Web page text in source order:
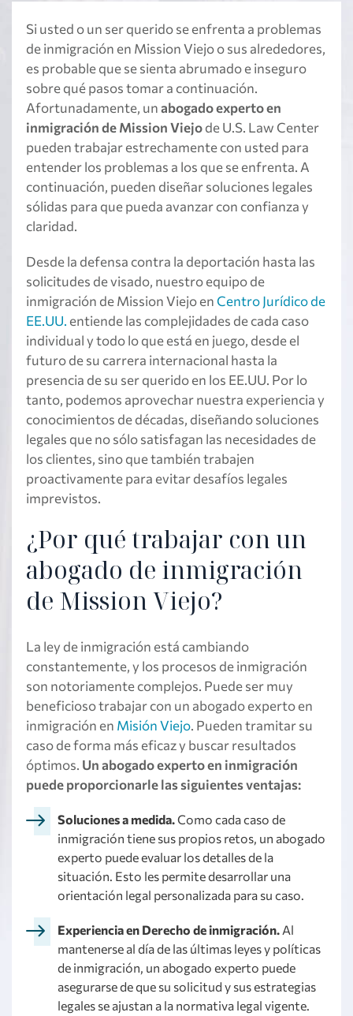
Si usted o un ser querido se enfrenta a problemas
de inmigración en Mission Viejo o sus alrededores,
es probable que se sienta abrumado e inseguro
sobre qué pasos tomar a continuación.
Afortunadamente, unabogado experto en
inmigración de Mission Viejode U.S. Law Center
pueden trabajar estrechamente con usted para
entender los problemas a los que se enfrenta. A
continuación, pueden diseñar soluciones legales
sólidas para que pueda avanzar con confianza y
claridad.
Desde la defensa contra la deportación hasta las
solicitudes de visado, nuestro equipo de
inmigración de Mission Viejo enCentro Jurídico de
EE.UU. entiende las complejidades de cada caso
individual y todo lo que está en juego, desde el
futuro de su carrera internacional hasta la
presencia de su ser querido en los EE.UU. Por lo
tanto, podemos aprovechar nuestra experiencia y
conocimientos de décadas, diseñando soluciones
legales que no sólo satisfagan las necesidades de
los clientes, sino que también trabajen
proactivamente para evitar desafíos legales
imprevistos.
¿Por qué trabajar con un
abogado de inmigración
de Mission Viejo?
La ley de inmigración está cambiando
constantemente, y los procesos de inmigración
son notoriamente complejos. Puede ser muy
beneficioso trabajar con un abogado experto en
inmigración en Misión Viejo. Pueden tramitar su
caso de forma más eficaz y buscar resultados
óptimos. Un abogado experto en inmigración
puede proporcionarle las siguientes ventajas:
Soluciones a medida.Como cada caso de
inmigración tiene sus propios retos, un abogado
experto puede evaluar los detalles de la
situación. Esto les permite desarrollar una
orientación legal personalizada para su caso.
Experiencia en Derecho de inmigración. Al
mantenerse al día de las últimas leyes y políticas
de inmigración, un abogado experto puede
asegurarse de que su solicitud y sus estrategias
legales se ajustan a la normativa legal vigente.